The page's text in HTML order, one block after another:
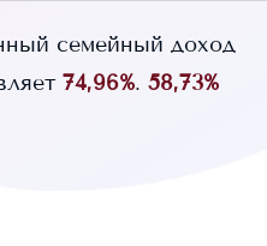
семейный доход
74,96%. 58,73%